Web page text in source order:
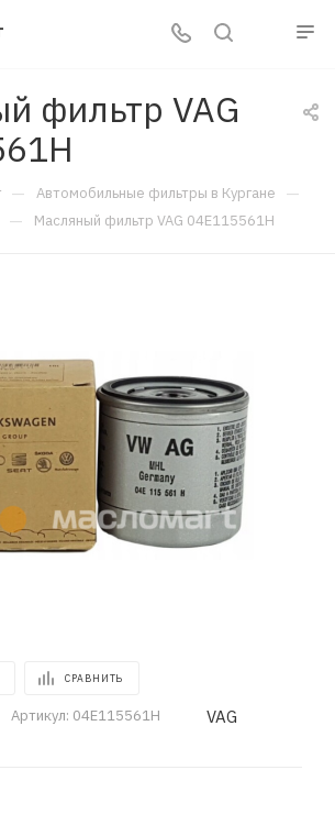
фильтр VAG
— Автомобильные фильтры в Кургане —
— Масляный фильтр VAG 04E115561H
СРАВНИТЬ
Артикул: 04E115561H VAG